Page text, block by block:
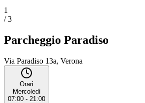
1
/3
Parcheggio Paradiso
Via Paradiso 13a, Verona
Orari
Mercoledì
07:00 - 21:00